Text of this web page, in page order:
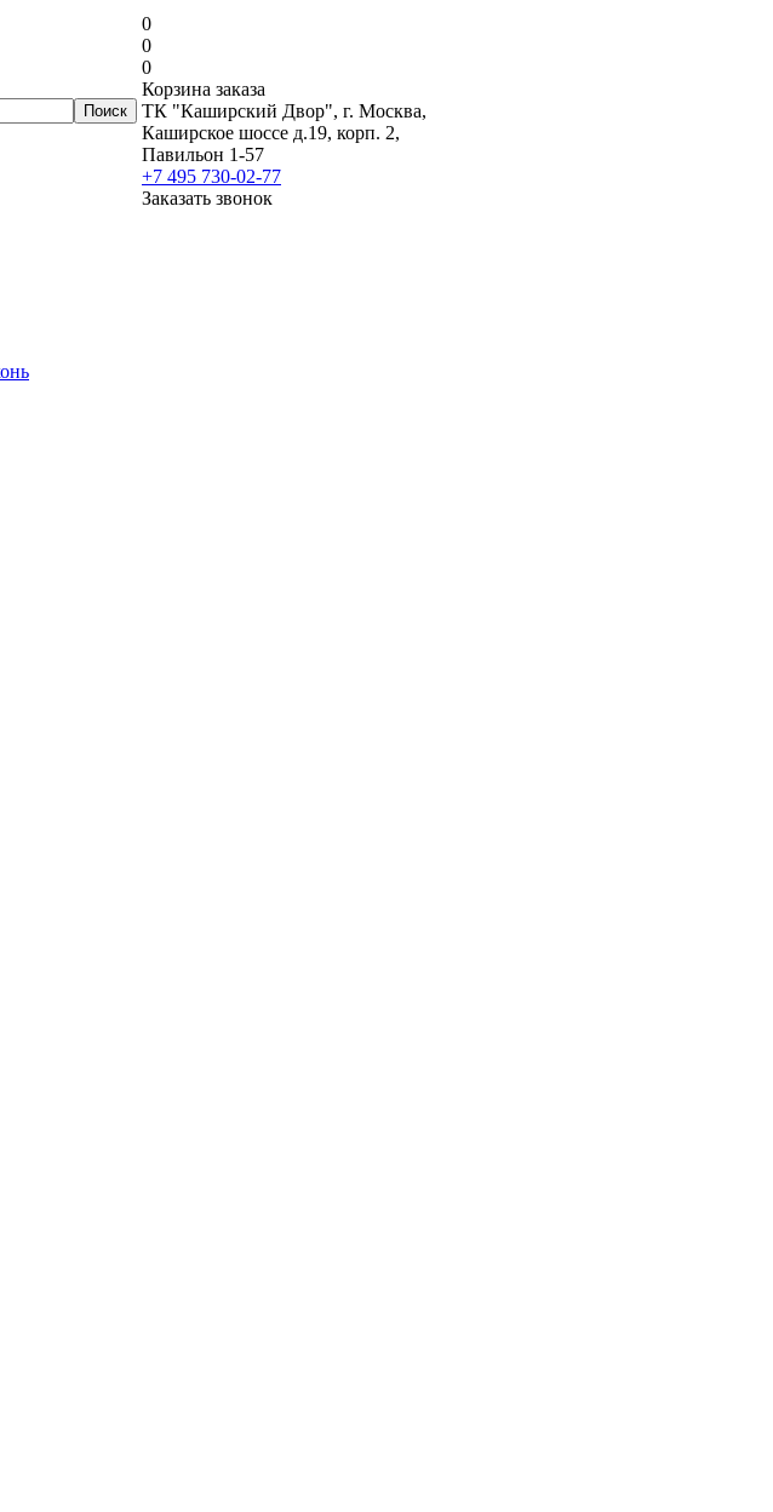
0
0
0
Корзина заказа
ТК "Каширский Двор", г. Москва,
Каширское шоссе д.19, корп. 2,
Павильон 1-57
+7 495 730-02-77
Заказать звонок